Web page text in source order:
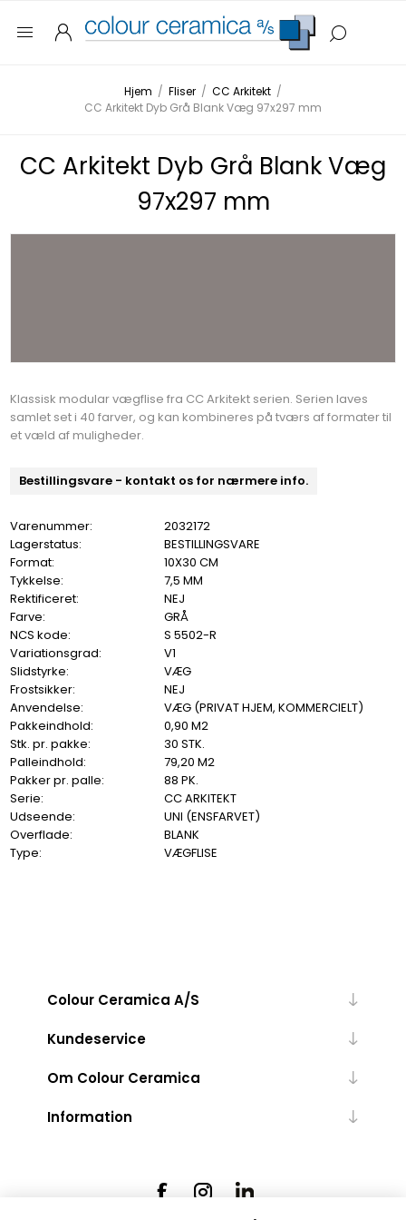
Hjem / Fliser / CC Arkitekt /
CC Arkitekt Dyb Grå Blank Væg 97x297 mm
CC Arkitekt Dyb Grå Blank Væg
97x297 mm
Klassisk modular vægflise fra CC Arkitekt serien. Serien laves
samlet set i 40 farver, og kan kombineres på tværs af formater til
et væld af muligheder.
Bestillingsvare - kontakt os for nærmere info.
Varenummer:
2032172
Lagerstatus:
BESTILLINGSVARE
Format:
10X30 CM
Tykkelse:
7,5 MM
Rektificeret:
NEJ
Farve:
GRÅ
NCS kode:
S 5502-R
Variationsgrad:
V1
Slidstyrke:
VÆG
Frostsikker:
NEJ
Anvendelse:
VÆG (PRIVAT HJEM, KOMMERCIELT)
Pakkeindhold:
0,90 M2
Stk. pr. pakke:
30 STK.
Palleindhold:
79,20 M2
Pakker pr. palle:
88 PK.
Serie:
CC ARKITEKT
Udseende:
UNI (ENSFARVET)
Overflade:
BLANK
Type:
VÆGFLISE
Colour Ceramica A/S
Kundeservice
Om Colour Ceramica
Information